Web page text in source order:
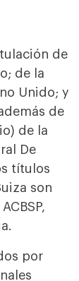
de
de la
Unido; y
de
de la
De
títulos
son
por